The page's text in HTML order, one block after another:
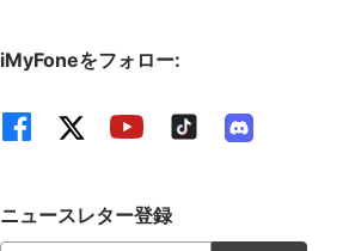
iMyFoneをフォロー:
ニュースレター登録